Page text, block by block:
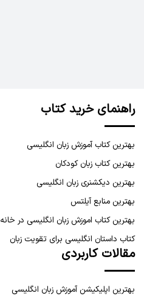
راهنمای خرید کتاب
بهترین کتاب آموزش زبان انگلیسی
بهترین کتاب زبان کودکان
بهترین دیکشنری زبان انگلیسی
بهترین منابع آیلتس
بهترین کتاب اموزش زبان انگلیسی در خانه
کتاب داستان انگلیسی برای تقویت زبان
مقالات کاربردی
بهترین اپلیکیشن آموزش زبان انگلیسی